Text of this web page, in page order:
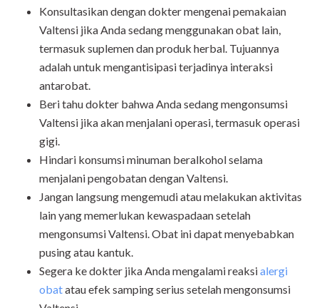
Konsultasikan dengan dokter mengenai pemakaian
Valtensi jika Anda sedang menggunakan obat lain,
termasuk suplemen dan produk herbal. Tujuannya
adalah untuk mengantisipasi terjadinya interaksi
antarobat.
Beri tahu dokter bahwa Anda sedang mengonsumsi
Valtensi jika akan menjalani operasi, termasuk operasi
gigi.
Hindari konsumsi minuman beralkohol selama
menjalani pengobatan dengan Valtensi.
Jangan langsung mengemudi atau melakukan aktivitas
lain yang memerlukan kewaspadaan setelah
mengonsumsi Valtensi. Obat ini dapat menyebabkan
pusing atau kantuk.
Segera ke dokter jika Anda mengalami reaksialergi
obatatau efek samping serius setelah mengonsumsi